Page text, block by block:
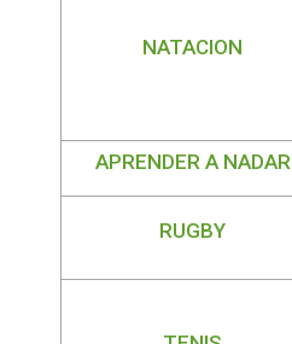
NATACION
APRENDER A NADAR
RUGBY